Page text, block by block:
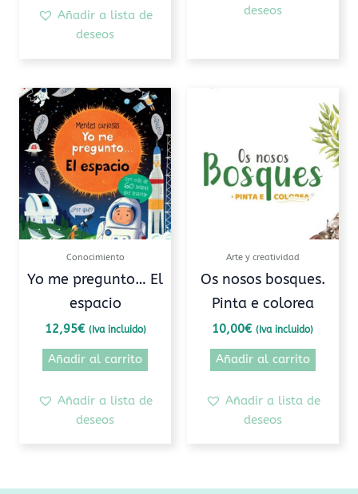
Añadir a lista de
deseos
deseos
Conocimiento
Yo me pregunto… El
espacio
12,95€ (Iva incluido)
Añadir al carrito
Añadir a lista de
deseos
Arte y creatividad
Os nosos bosques.
Pinta e colorea
10,00€ (Iva incluido)
Añadir al carrito
Añadir a lista de
deseos